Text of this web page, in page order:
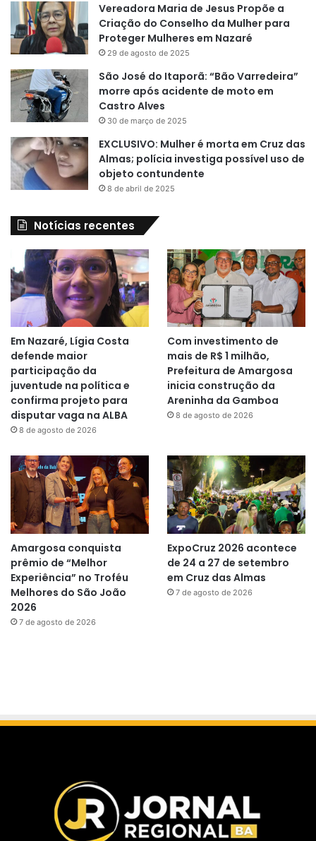
Vereadora Maria de Jesus Propõe a
Criação do Conselho da Mulher para
Proteger Mulheres em Nazaré
29 de agosto de 2025
São José do Itaporã: “Bão Varredeira”
morre após acidente de moto em
Castro Alves
30 de março de 2025
EXCLUSIVO: Mulher é morta em Cruz das
Almas; polícia investiga possível uso de
objeto contundente
8 de abril de 2025
Notícias recentes
Em Nazaré, Lígia Costa
defende maior
participação da
juventude na política e
confirma projeto para
disputar vaga na ALBA
8 de agosto de 2026
Com investimento de
mais de R$ 1 milhão,
Prefeitura de Amargosa
inicia construção da
Areninha da Gamboa
8 de agosto de 2026
Amargosa conquista
prêmio de “Melhor
Experiência” no Troféu
Melhores do São João
2026
7 de agosto de 2026
ExpoCruz 2026 acontece
de 24 a 27 de setembro
em Cruz das Almas
7 de agosto de 2026